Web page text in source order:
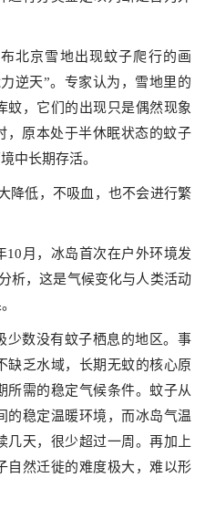
北京雪地出现蚊子爬行的画
逆天”。专家认为，雪地里的
蚊，它们的出现只是偶然现象
原本处于半休眠状态的蚊子
中长期存活。
降低，不吸血，也不会进行繁
10月，冰岛首次在户外环境发
析，这是气候变化与人类活动
少数没有蚊子栖息的地区。事
缺乏水域，长期无蚊的核心原
所需的稳定气候条件。蚊子从
的稳定温暖环境，而冰岛气温
几天，很少超过一周。再加上
自然迁徙的难度极大，难以形